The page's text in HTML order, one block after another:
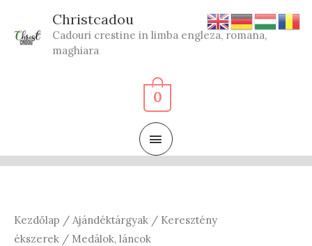
content
Christcadou
Cadouri crestine in limba engleza, romana,
maghiara
MAIN
MENU
0
Kezdőlap / Ajándéktárgyak / Keresztény
ékszerek / Medálok, láncok